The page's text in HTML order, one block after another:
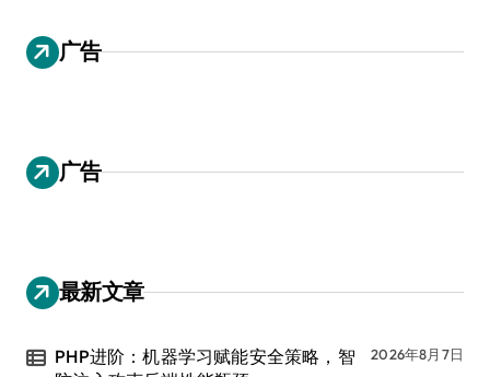
广告
广告
最新文章
PHP进阶：机器学习赋能安全策略，智
2026年8月7日